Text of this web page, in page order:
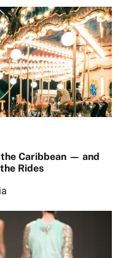
Caribbean — and
Rides